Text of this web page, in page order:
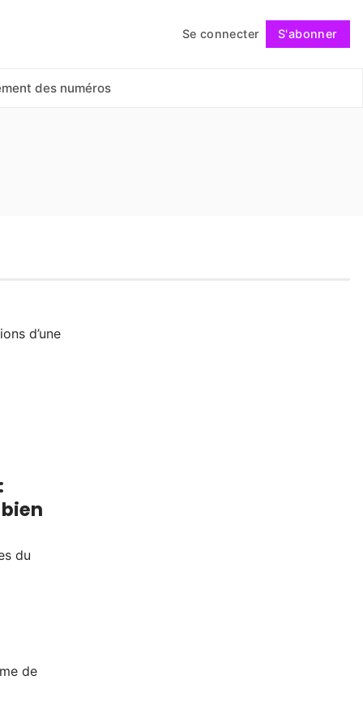
Se connecter S'abonner
des numéros
Suivre
d’une
du
de